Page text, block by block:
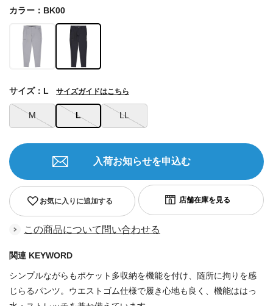
カラー：BK00
M L LL
サイズ：L サイズガイドはこちら
お気に入りに追加する
入荷お知らせを申込む
この商品について問い合わせる
関連 KEYWORD
シンプルながらもポケット多収納を機能を付け、随所に拘りを感
じらるパンツ。ウエストゴム仕様で履き心地も良く、機能ははっ